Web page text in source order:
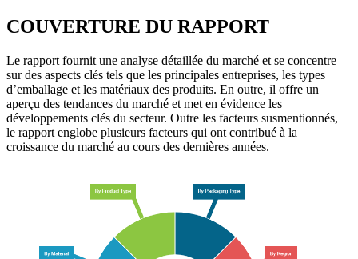
COUVERTURE DU RAPPORT
Le rapport fournit une analyse détaillée du marché et se concentre
sur des aspects clés tels que les principales entreprises, les types
d’emballage et les matériaux des produits. En outre, il offre un
aperçu des tendances du marché et met en évidence les
développements clés du secteur. Outre les facteurs susmentionnés,
le rapport englobe plusieurs facteurs qui ont contribué à la
croissance du marché au cours des dernières années.